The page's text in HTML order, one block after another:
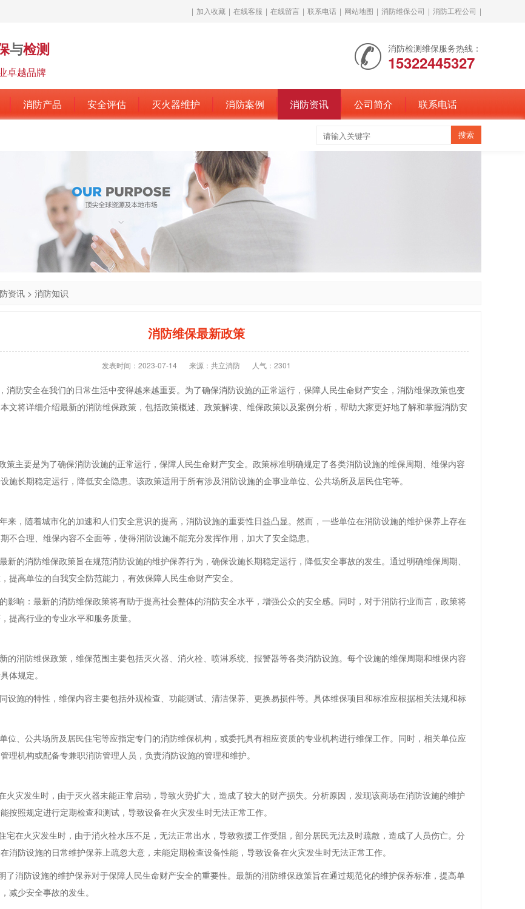
| 加入收藏 | 在线客服 | 在线留言 | 联系电话 | 网站地图 | 消防维保公司 | 消防工程公司 |
与检测
卓越品牌
消防检测维保服务热线：
15322445327
消防产品 安全评估 灭火器维护 消防案例 消防资讯 公司简介 联系电话
资讯 > 消防知识
消防维保最新政策
发表时间：2023-07-14 来源：共立消防 人气： 2301
防安全在我们的日常生活中变得越来越重要。为了确保消防设施的正常运行，保障人民生命财产安全，消防维保政策也变
文将详细介绍最新的消防维保政策，包括政策概述、政策解读、维保政策以及案例分析，帮助大家更好地了解和掌握消防安
主要是为了确保消防设施的正常运行，保障人民生命财产安全。政策标准明确规定了各类消防设施的维保周期、维保内容
施长期稳定运行，降低安全隐患。该政策适用于所有涉及消防设施的企事业单位、公共场所及居民住宅等。
来，随着城市化的加速和人们安全意识的提高，消防设施的重要性日益凸显。然而，一些单位在消防设施的维护保养上存在
不合理、维保内容不全面等，使得消防设施不能充分发挥作用，加大了安全隐患。
新的消防维保政策旨在规范消防设施的维护保养行为，确保设施长期稳定运行，降低安全事故的发生。通过明确维保周期、
提高单位的自我安全防范能力，有效保障人民生命财产安全。
影响：最新的消防维保政策将有助于提高社会整体的消防安全水平，增强公众的安全感。同时，对于消防行业而言，政策将
提高行业的专业水平和服务质量。
的消防维保政策，维保范围主要包括灭火器、消火栓、喷淋系统、报警器等各类消防设施。每个设施的维保周期和维保内容
体规定。
设施的特性，维保内容主要包括外观检查、功能测试、清洁保养、更换易损件等。具体维保项目和标准应根据相关法规和标
位、公共场所及居民住宅等应指定专门的消防维保机构，或委托具有相应资质的专业机构进行维保工作。同时，相关单位应
理机构或配备专兼职消防管理人员，负责消防设施的管理和维护。
灾发生时，由于灭火器未能正常启动，导致火势扩大，造成了较大的财产损失。分析原因，发现该商场在消防设施的维护
按照规定进行定期检查和测试，导致设备在火灾发生时无法正常工作。
在火灾发生时，由于消火栓水压不足，无法正常出水，导致救援工作受阻，部分居民无法及时疏散，造成了人员伤亡。分
消防设施的日常维护保养上疏忽大意，未能定期检查设备性能，导致设备在火灾发生时无法正常工作。
消防设施的维护保养对于保障人民生命财产安全的重要性。最新的消防维保政策旨在通过规范化的维护保养标准，提高单
减少安全事故的发生。